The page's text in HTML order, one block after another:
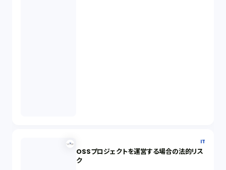
IT
OSSプロジェクトを運営する場合の法的リス
ク